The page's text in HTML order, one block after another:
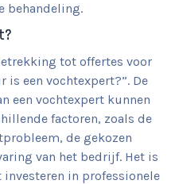
behandeling.
tot offertes voor
is een vochtexpert?”. De
een vochtexpert kunnen
factoren, zoals de
de gekozen
van het bedrijf. Het is
in professionele